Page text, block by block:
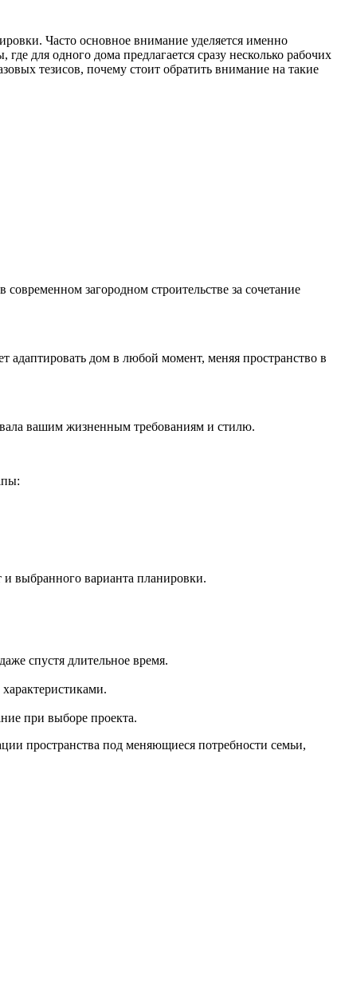
Часто основное внимание уделяется именно
для одного дома предлагается сразу несколько рабочих
тезисов, почему стоит обратить внимание на такие
загородном строительстве за сочетание
дом в любой момент, меняя пространство в
вашим жизненным требованиям и стилю.
и выбранного варианта планировки.
спустя длительное время.
при выборе проекта.
пространства под меняющиеся потребности семьи,